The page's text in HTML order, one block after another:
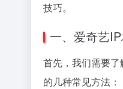
技巧。
一、爱奇艺
首先，我们需要
的几种常见方法：